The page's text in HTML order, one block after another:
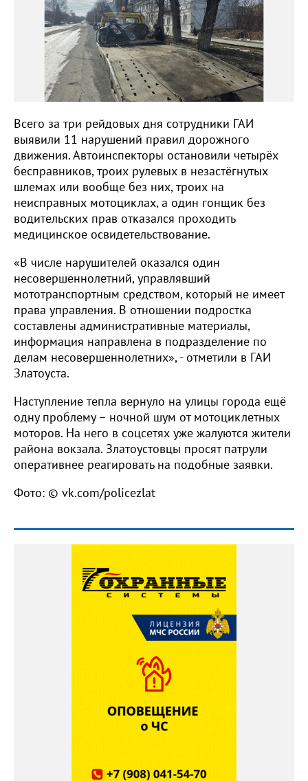
Всего за три рейдовых дня сотрудники ГАИ
выявили 11 нарушений правил дорожного
движения. Автоинспекторы остановили четырёх
бесправников, троих рулевых в незастёгнутых
шлемах или вообще без них, троих на
неисправных мотоциклах, а один гонщик без
водительских прав отказался проходить
медицинское освидетельствование.
«В числе нарушителей оказался один
несовершеннолетний, управлявший
мототранспортным средством, который не имеет
права управления. В отношении подростка
составлены административные материалы,
информация направлена в подразделение по
делам несовершеннолетних», - отметили в ГАИ
Златоуста.
Наступление тепла вернуло на улицы города ещё
одну проблему – ночной шум от мотоциклетных
моторов. На него в соцсетях уже жалуются жители
района вокзала. Златоустовцы просят патрули
оперативнее реагировать на подобные заявки.
Фото: © vk.com/policezlat